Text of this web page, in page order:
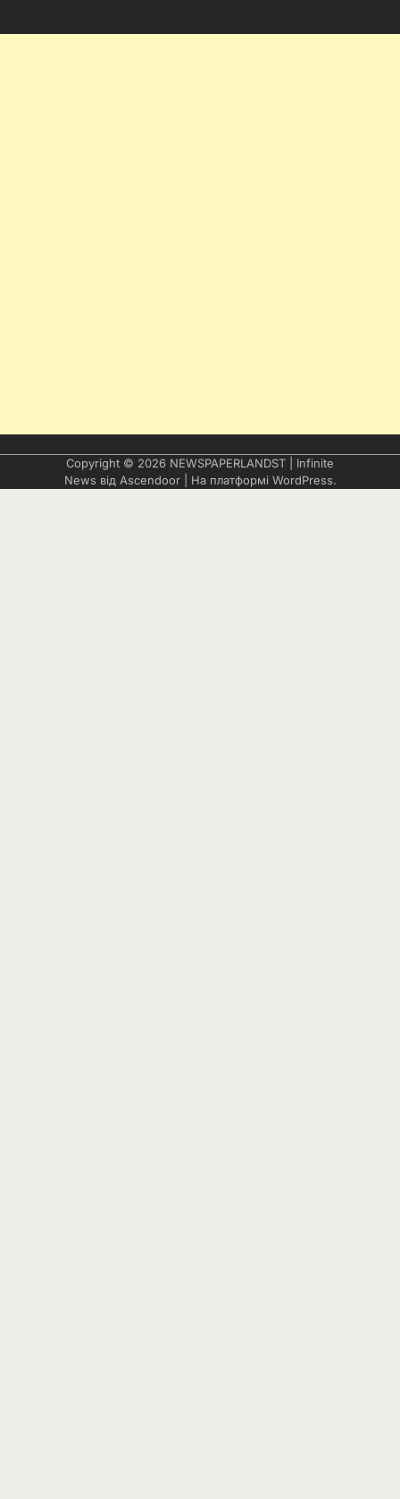
Copyright © 2026 NEWSPAPERLANDST | Infinite
News від Ascendoor| На платформі WordPress.